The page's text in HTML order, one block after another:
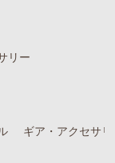
リー
ギア・アクセサ